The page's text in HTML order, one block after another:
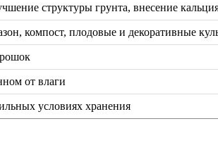
структуры грунта, внесение
компост, плодовые и декоративные
от влаги
условиях хранения